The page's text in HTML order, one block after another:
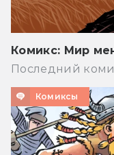
Комикс: Мир
Последний
Комиксы